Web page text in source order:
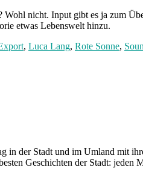
nicht. Input gibt es ja zum
etwas Lebenswelt hinzu.
, Luca Lang, Rote Sonne,
in der Stadt und im Umland mit
Geschichten der Stadt: jeden